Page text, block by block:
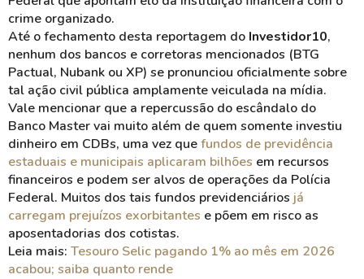
crime organizado.
Até o fechamento desta reportagem do Investidor10,
nenhum dos bancos e corretoras mencionados (BTG
Pactual, Nubank ou XP) se pronunciou oficialmente sobre
tal ação civil pública amplamente veiculada na mídia.
Vale mencionar que a repercussão do escândalo do
Banco Master vai muito além de quem somente investiu
dinheiro em CDBs, uma vez quefundos de previdência
estaduais e municipais aplicaram bilhões em recursos
financeiros e podem ser alvos de operações da Polícia
Federal. Muitos dos tais fundos previdenciários já
carregam prejuízos exorbitantes e põem em risco as
aposentadorias dos cotistas.
Leia mais: Tesouro Selic pagando 1% ao mês em 2026
acabou; saiba quanto rende